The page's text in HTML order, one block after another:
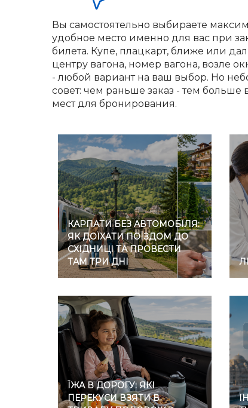
Вы самостоятельно выбираете
удобное место именно для вас при
билета. Купе, плацкарт, ближе или
центру вагона, номер вагона, возле
- любой вариант на ваш выбор. Но
совет: чем раньше заказ - тем больше
мест для бронирования.
КАРПАТИ БЕЗ АВТОМОБІЛЯ:
ЯК ДОЇХАТИ ПОЇЗДОМ ДО
СХІДНИЦІ ТА ПРОВЕСТИ
ТАМ ТРИ ДНІ
ЇЖА В ДОРОГУ: ЯКІ
ПЕРЕКУСИ ВЗЯТИ В